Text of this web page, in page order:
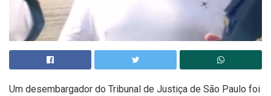
Um desembargador do Tribunal de Justiça de São Paulo foi